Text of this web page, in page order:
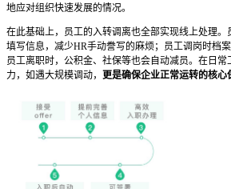
地应对组织快速发展的情况。
在此基础上，员工的入转调离也全部实现线上处理。
填写信息，减少HR手动誊写的麻烦；员工调岗时档
员工离职时，公积金、社保等也会自动减员。在日
力，如遇大规模调动， 更是确保企业正常运转的核心